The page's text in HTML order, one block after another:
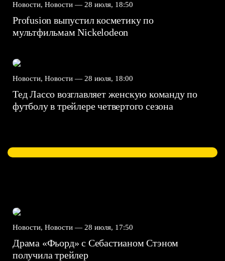
Новости, Новости — 28 июля, 18:50
Profusion выпустил косметику по
мультфильмам Nickelodeon
Новости, Новости — 28 июля, 18:00
Тед Лассо возглавляет женскую команду по
футболу в трейлере четвертого сезона
Новости, Новости — 28 июля, 17:50
Драма «Фьорд» с Себастианом Стэном
получила трейлер